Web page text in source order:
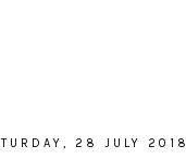
28 JULY 2018